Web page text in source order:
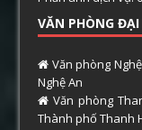
VĂN PHÒNG ĐẠI
Văn phòng
Nghệ An
Văn phòng
Thành phố Thanh